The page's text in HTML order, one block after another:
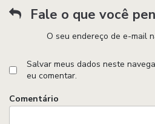
Fale o que você
O seu endereço de e-mail
Salvar meus dados neste
eu comentar.
Comentário